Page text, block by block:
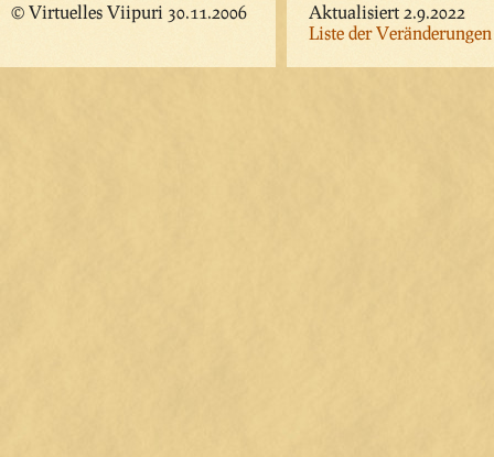
© Virtuelles Viipuri 30.11.2006
Aktualisiert 2.9.2022
Liste der Veränderungen